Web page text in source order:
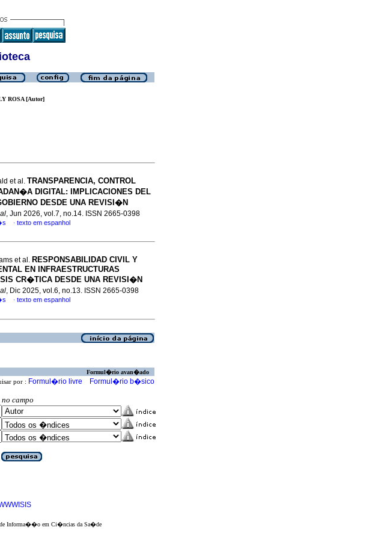
ROSA [Autor]
et al. TRANSPARENCIA, CONTROL
DIGITAL: IMPLICACIONES DEL
DESDE UNA REVISI�N
, Jun 2026, vol.7, no.14. ISSN 2665-0398
· texto em espanhol
et al. RESPONSABILIDAD CIVIL Y
EN INFRAESTRUCTURAS
CR�TICA DESDE UNA REVISI�N
, Dic 2025, vol.6, no.13. ISSN 2665-0398
· texto em espanhol
Formul�rio avan�ado
por : Formul�rio livre Formul�rio b�sico
no campo
de Informa��o em Ci�ncias da Sa�de